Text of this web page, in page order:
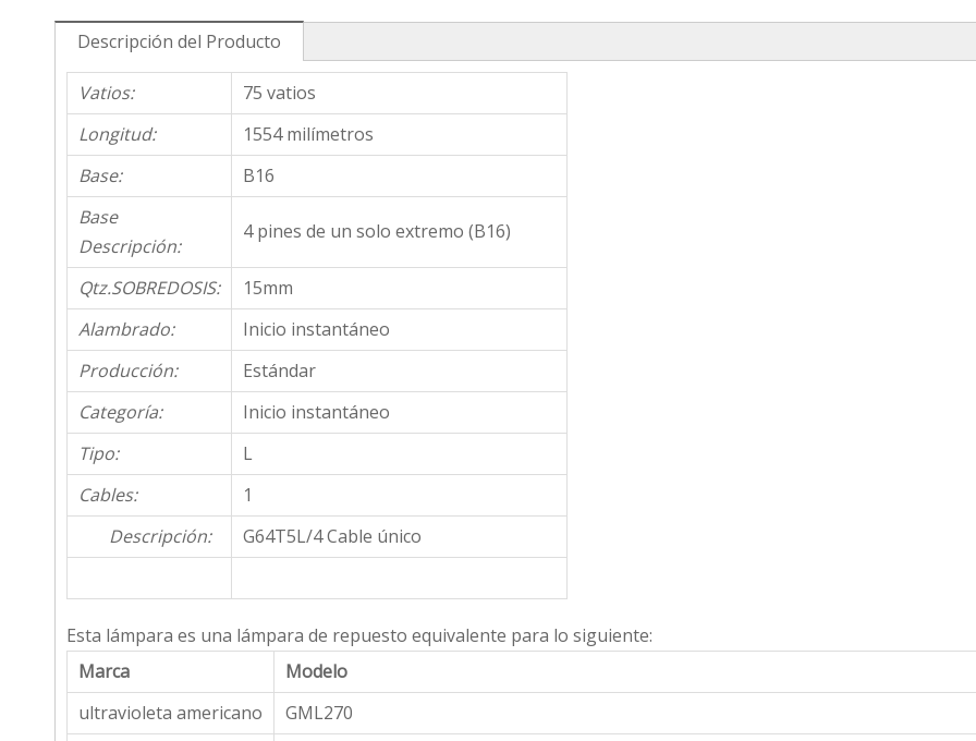
Descripción del Producto
Vatios:
75 vatios
Longitud:
1554 milímetros
Base:
B16
Base
Descripción:
4 pines de un solo extremo (B16)
Qtz.SOBREDOSIS:
15mm
Alambrado:
Inicio instantáneo
Producción:
Estándar
Categoría:
Inicio instantáneo
Tipo:
L
Cables:
1
Descripción:
G64T5L/4 Cable único
Esta lámpara es una lámpara de repuesto equivalente para lo siguiente:
Marca
Modelo
ultravioleta americano
GML270